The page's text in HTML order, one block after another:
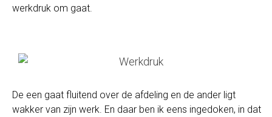
werkdruk om gaat.
De een gaat fluitend over de afdeling en de ander ligt
wakker van zijn werk. En daar ben ik eens ingedoken, in dat